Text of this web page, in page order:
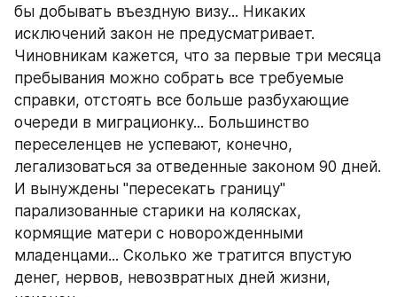
бы добывать въездную визу... Никаких
исключений закон не предусматривает.
Чиновникам кажется, что за первые три месяца
пребывания можно собрать все требуемые
справки, отстоять все больше разбухающие
очереди в миграционку... Большинство
переселенцев не успевают, конечно,
легализоваться за отведенные законом 90 дней.
И вынуждены "пересекать границу"
парализованные старики на колясках,
кормящие матери с новорожденными
младенцами... Сколько же тратится впустую
денег, нервов, невозвратных дней жизни,